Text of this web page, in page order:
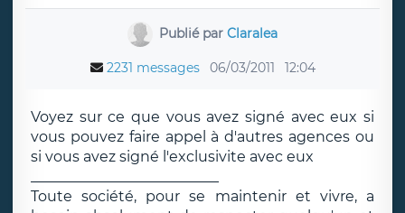
Publié parClaralea
2231 messages 06/03/2011 12:04
Voyez sur ce que vous avez signé avec eux si
vous pouvez faire appel à d'autres agences ou
si vous avez signé l'exclusivite avec eux
Toute société, pour se maintenir et vivre, a